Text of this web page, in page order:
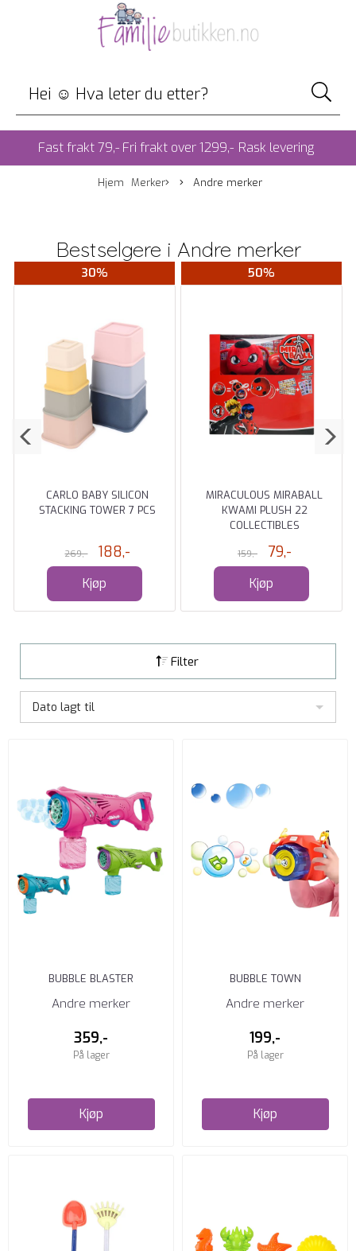
Fast frakt 79,- Fri frakt over 1299,- Rask levering
Hjem Merker Andre merker
Bestselgere i Andre merker
30%
CARLO BABY SILICON
STACKING TOWER 7 PCS
269,- 188,-
Kjøp
50%
MIRACULOUS MIRABALL
KWAMI PLUSH 22
COLLECTIBLES
159,- 79,-
Kjøp
Filter
Dato lagt til
BUBBLE BLASTER
SÅPEBOBLEPISTOL
Andre merker
359,-
På lager
Kjøp
BUBBLE TOWN
SÅPEBOBLEKAMERA
Andre merker
199,-
På lager
Kjøp